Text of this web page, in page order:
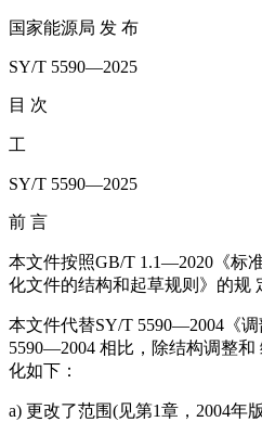
国家能源局 发 布
SY/T 5590—2025
目 次
工
SY/T 5590—2025
前 言
本文件按照GB/T 1.1—2020《标
化文件的结构和起草规则》的规
本文件代替SY/T 5590—2004《
5590—2004 相比，除结构调整
化如下：
a) 更改了范围(见第1章，2004年